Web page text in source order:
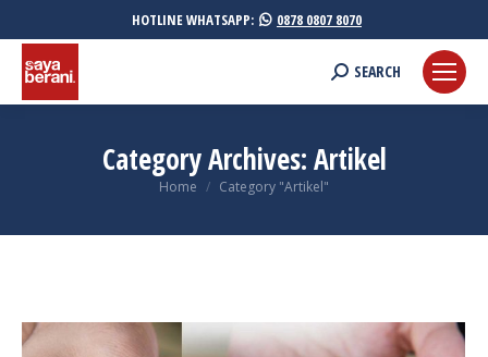
HOTLINE WHATSAPP: 0878 0807 8070
Search:
SEARCH
Category Archives:Artikel
You are here:
Home Category "Artikel"